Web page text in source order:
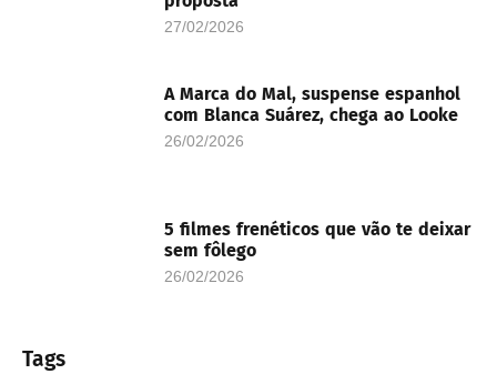
27/02/2026
A Marca do Mal, suspense espanhol
com Blanca Suárez, chega ao Looke
26/02/2026
5 filmes frenéticos que vão te deixar
sem fôlego
26/02/2026
Tags